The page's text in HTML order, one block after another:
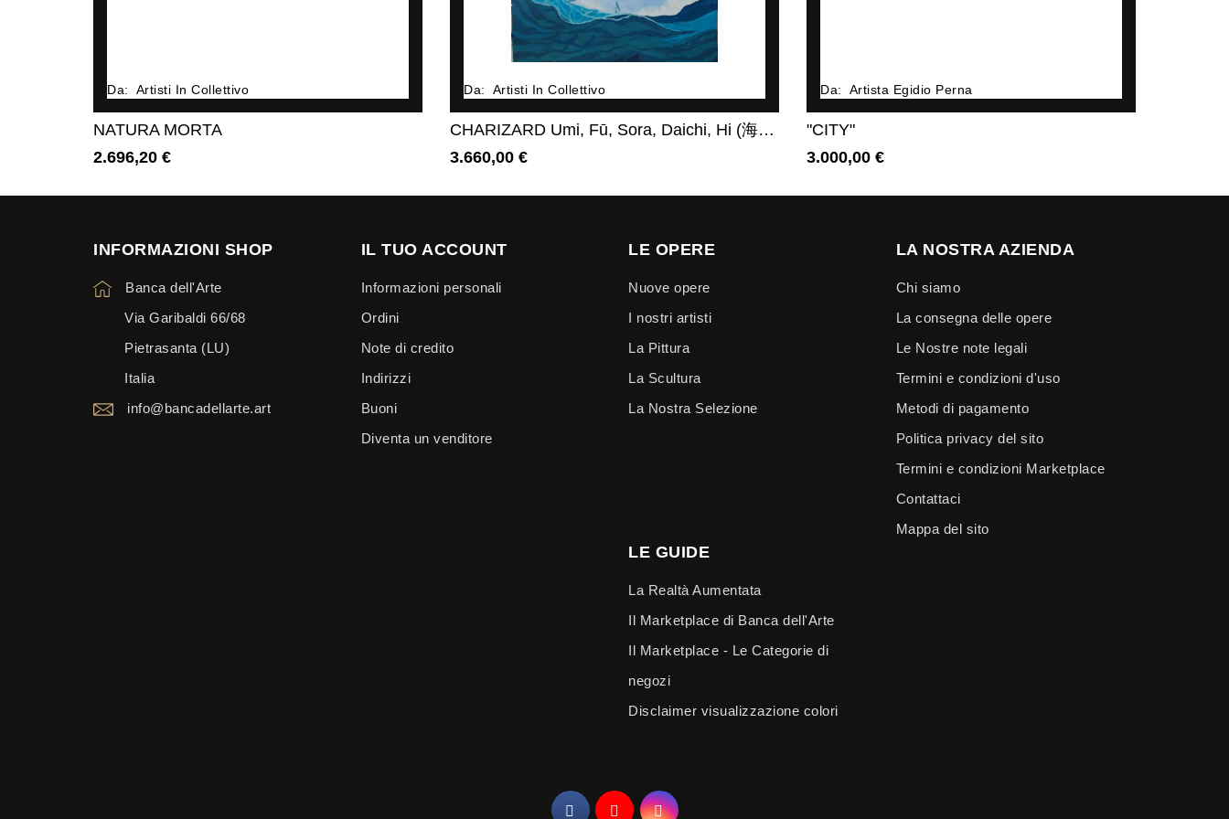
Da: Artisti In Collettivo
NATURA MORTA
2.696,20 €Prezzo
Da: Artisti In Collettivo
CHARIZARD Umi, Fū, Sora, Daichi, Hi (海、風、空、大地、火)
3.660,00 €Prezzo
Da: Artista Egidio Perna
"CITY"
3.000,00 €Prezzo
INFORMAZIONI SHOP
Banca dell'Arte
Via Garibaldi 66/68
Pietrasanta (LU)
Italia
info@bancadellarte.art
IL TUO ACCOUNT
Informazioni personali
Ordini
Note di credito
Indirizzi
Buoni
Diventa un venditore
LE OPERE
Nuove opere
I nostri artisti
La Pittura
La Scultura
La Nostra Selezione
LA NOSTRA AZIENDA
Chi siamo
La consegna delle opere
Le Nostre note legali
Termini e condizioni d'uso
Metodi di pagamento
Politica privacy del sito
Termini e condizioni Marketplace
Contattaci
Mappa del sito
LE GUIDE
La Realtà Aumentata
Il Marketplace di Banca dell'Arte
Il Marketplace - Le Categorie di
negozi
Disclaimer visualizzazione colori